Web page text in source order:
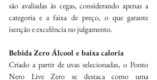
são avaliadas às cegas, considerando apenas a
categoria e a faixa de preço, o que garante
isenção e excelência no julgamento.
Bebida Zero Álcool e baixa caloria
Criado a partir de uvas selecionadas, o Ponto
Nero Live Zero se destaca como uma